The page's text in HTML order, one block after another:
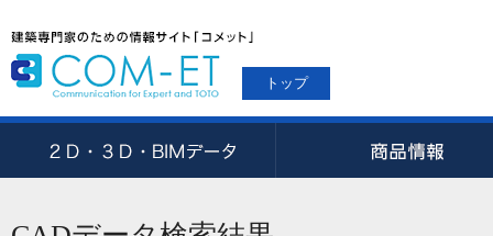
トップ